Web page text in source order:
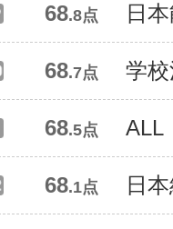
68.8点 日
68.7点 学
68.5点 ALL
68.1点 日